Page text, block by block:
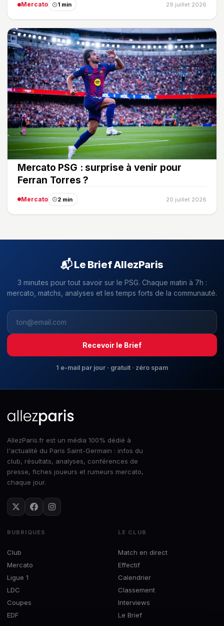
Mercato 1 min 29 juillet 2026
Mercato PSG : surprise à venir pour
Ferran Torres ?
Mercato 2 min 20 juillet 2026
📬 Le Brief AllezParis
3 minutes pour tout savoir sur le PSG. Chaque matin à 7h :
mercato, matchs, analyses et les temps forts de la communauté.
Recevoir le Brief
1 e-mail par jour · gratuit · zéro spam
AllezParis.fr est un média 100% dédié à
l'actualité du Paris Saint-Germain : infos du
club, résultats, analyses, conférences de
presse, fiches joueurs et rumeurs mercato,
chaque jour.
RUBRIQUES
Club
Mercato
Ligue 1
LDC
Coupes
EDF
LE CLUB
Match en direct
Effectif
Calendrier
Classement
Interviews
Le Brief